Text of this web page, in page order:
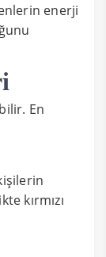
enerji
En
kırmızı